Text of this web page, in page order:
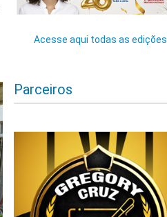
Acesse aqui todas as edições
Parceiros